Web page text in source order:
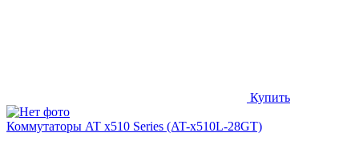
Купить
Коммутаторы AT x510 Series (AT-x510L-28GT)